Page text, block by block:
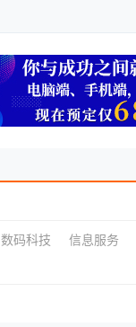
数码科技 信息服务